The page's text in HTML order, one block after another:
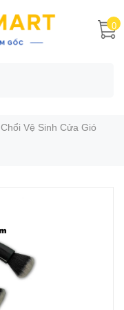
0
Chổi Vệ Sinh Cửa Gió